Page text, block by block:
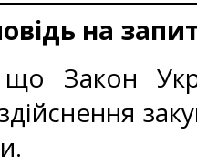
на
Закон